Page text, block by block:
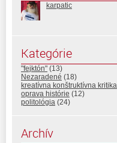
karpatic
Kategórie
"fejktón" (13)
Nezaradené (18)
kreatívna konštruktívna kritika
oprava histórie (12)
politológia (24)
Archív